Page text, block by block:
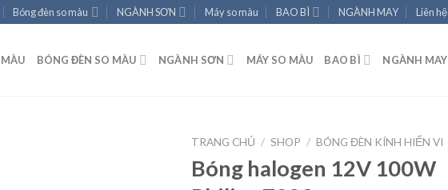
Bóng đèn so màu NGÀNH SƠN Máy so màu BAO BÌ NGÀNH MAY Liên hệ
BÓNG ĐÈN SO MÀU NGÀNH SƠN MÁY SO MÀU BAO BÌ NGÀNH MAY
TRANG CHỦ / SHOP / BÓNG ĐÈN KÍNH HIỂN VI
Bóng halogen 12V 100W